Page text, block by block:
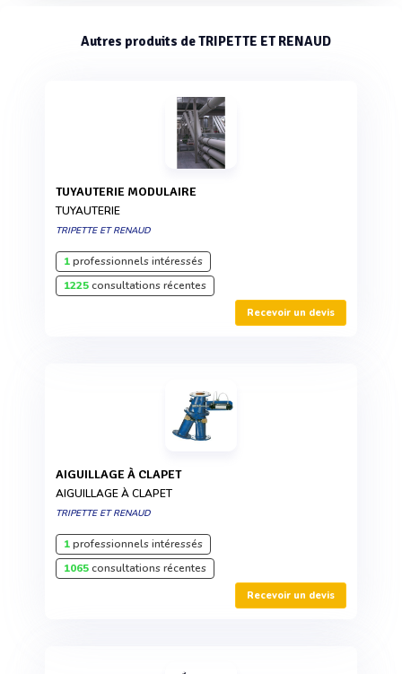
Autres produits de TRIPETTE ET RENAUD
TUYAUTERIE MODULAIRE
TUYAUTERIE
TRIPETTE ET RENAUD
1professionnels intéressés
1225consultations récentes
Recevoir un devis
AIGUILLAGE À CLAPET
AIGUILLAGE À CLAPET
TRIPETTE ET RENAUD
1professionnels intéressés
1065consultations récentes
Recevoir un devis